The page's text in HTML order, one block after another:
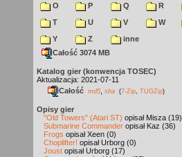
O
P Q R
T
U V W
Y
Z
inne
Całość 3074 MB
Katalog gier (konwencja TOSEC)
Aktualizacja: 2021-07-11
Całość md5 sha (7-Zip TUGZip)
Opisy gier
"Old Towers" (Atari ST) opisał Misza (19)
Submarine Commander opisał Kaz (36)
Frogs opisał Xeen (0)
Choplifter! opisał Urborg (0)
Joust opisał Urborg (17)